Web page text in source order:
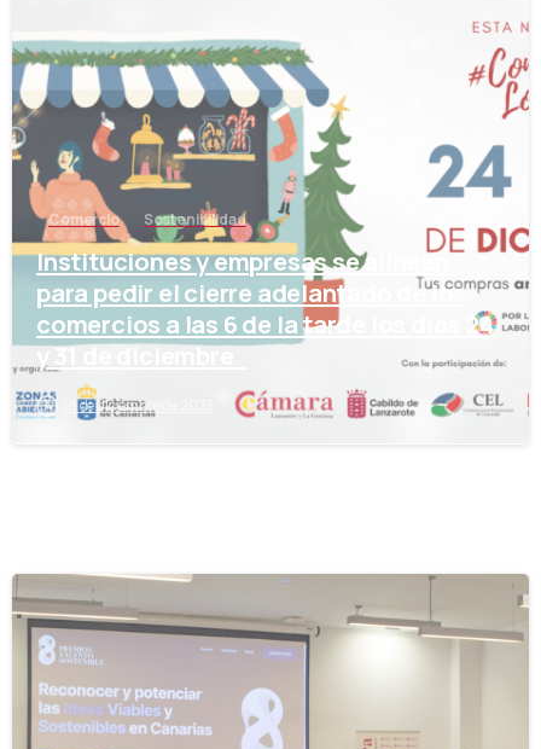
Comercio Sostenibilidad
Instituciones y empresas se alinean
para pedir el cierre adelantado de los
comercios a las 6 de la tarde los días 24
y 31 de diciembre
18 de diciembre de 2023